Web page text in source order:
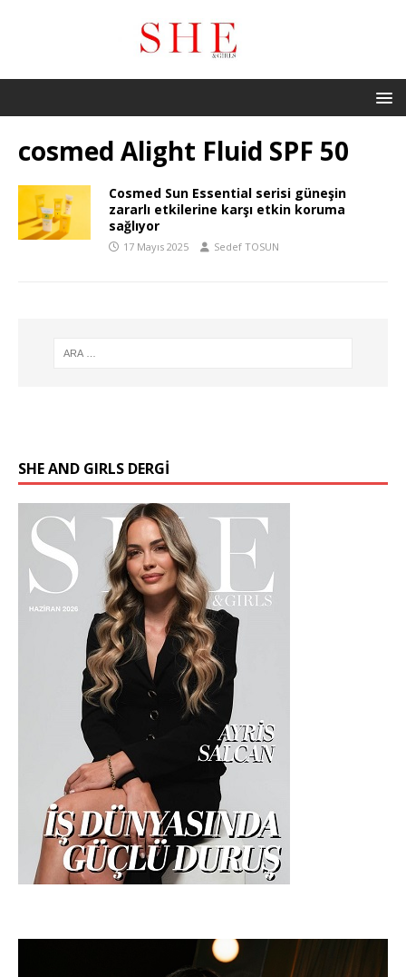
cosmed Alight Fluid SPF 50
Cosmed Sun Essential serisi güneşin
zararlı etkilerine karşı etkin koruma
sağlıyor
17 Mayıs 2025 Sedef TOSUN
SHE AND GIRLS DERGİ